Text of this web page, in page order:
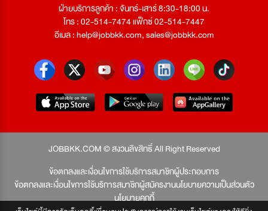
ฝ่ายบริการลูกค้า : จันทร์-เสาร์ 8:30-18:00 น.
โทร : 02-514-7474 แฟ็กซ์ 02-514-7447
อีเมล :help@jobbkk.com,sales@jobbkk.com
JOBBKK.COM © สงวนลิขสิทธิ์ All Right Reserved
ข้อตกลงและเงื่อนไขการใช้บริการสมาชิกผู้ประกอบการ
ข้อตกลงและเงื่อนไขการใช้บริการสมาชิกผู้สมัครงานนโยบายความเป็นส่วนตัว
นโยบายคุกกี้